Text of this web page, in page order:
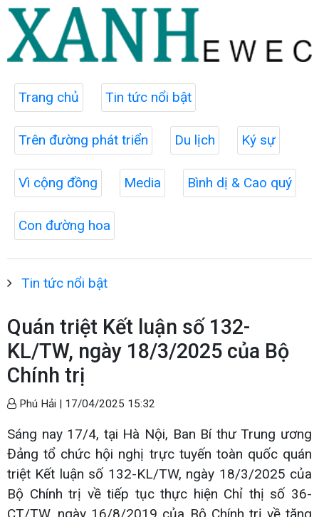
Trang chủ Tin tức nổi bật
Trên đường phát triển Du lịch Ký sự
Vì cộng đồng Media Bình dị & Cao quý
Con đường hoa
Tin tức nổi bật
Quán triệt Kết luận số 132-
KL/TW, ngày 18/3/2025 của Bộ
Chính trị
Phú Hải | 17/04/2025 15:32
Sáng nay 17/4, tại Hà Nội, Ban Bí thư Trung ương
Đảng tổ chức hội nghị trực tuyến toàn quốc quán
triệt Kết luận số 132-KL/TW, ngày 18/3/2025 của
Bộ Chính trị về tiếp tục thực hiện Chỉ thị số 36-
CT/TW, ngày 16/8/2019 của Bộ Chính trị về tăng